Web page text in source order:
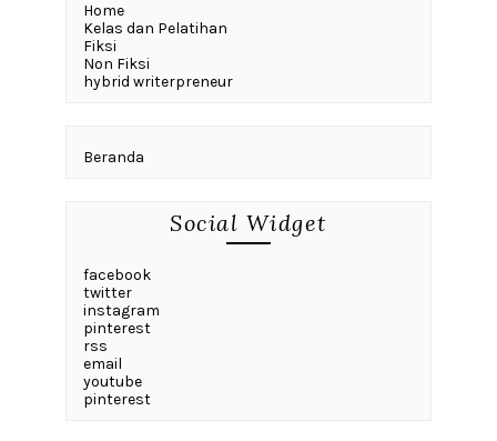
Home
Kelas dan Pelatihan
Fiksi
Non Fiksi
hybrid writerpreneur
Beranda
Social Widget
facebook
twitter
instagram
pinterest
rss
email
youtube
pinterest